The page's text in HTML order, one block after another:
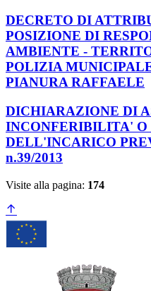
DECRETO DI
POSIZIONE DI
AMBIENTE -
POLIZIA
PIANURA RAFFAELE
DICHIARAZIONE DI
INCONFERIBILITA'
DELL'INCARICO
n.39/2013
Visite alla pagina: 174